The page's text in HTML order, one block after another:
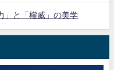
」と「權威」の美学